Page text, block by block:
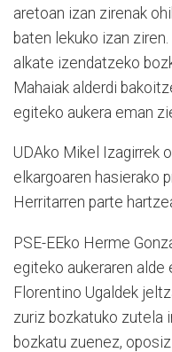
aretoan izan zirenak
baten lekuko izan
alkate izendatzeko
Mahaiak alderdi
egiteko aukera eman
UDAko Mikel Izagirrek
elkargoaren hasierako
Herritarren parte
PSE-EEko Herme
egiteko aukeraren alde
Florentino Ugaldek
zuriz bozkatuko zutela
bozkatu zuenez,